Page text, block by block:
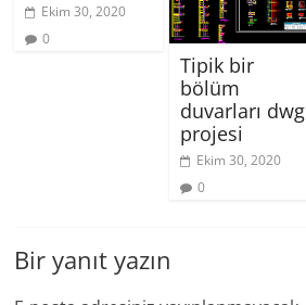
Ekim 30, 2020
0
Tipik bir
bölüm
duvarları dwg
projesi
Ekim 30, 2020
0
Bir yanıt yazın